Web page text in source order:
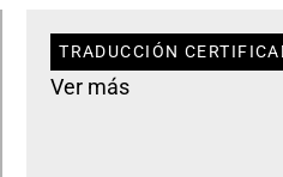
TRADUCCIÓN
Ver más